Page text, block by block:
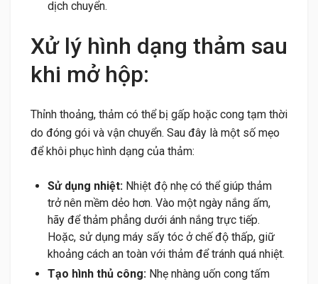
dịch chuyển.
Xử lý hình dạng thảm sau
khi mở hộp:
Thỉnh thoảng, thảm có thể bị gấp hoặc cong tạm thời
do đóng gói và vận chuyển. Sau đây là một số mẹo
để khôi phục hình dạng của thảm:
Sử dụng nhiệt: Nhiệt độ nhẹ có thể giúp thảm
trở nên mềm dẻo hơn. Vào một ngày nắng ấm,
hãy để thảm phẳng dưới ánh nắng trực tiếp.
Hoặc, sử dụng máy sấy tóc ở chế độ thấp, giữ
khoảng cách an toàn với thảm để tránh quá nhiệt.
Tạo hình thủ công: Nhẹ nhàng uốn cong tấm